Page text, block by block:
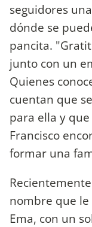
seguidores
dónde se
pancita.
junto con un
Quienes
cuentan que
para ella y
Francisco
formar una
nombre que le
Ema, con un